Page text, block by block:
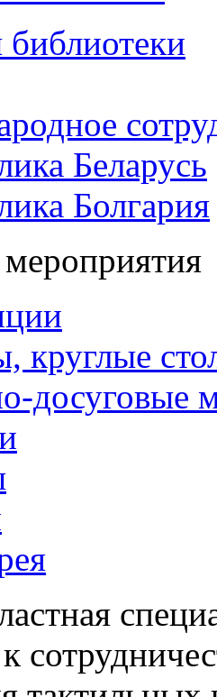
Беларусь
Болгария
круглые
досуговые